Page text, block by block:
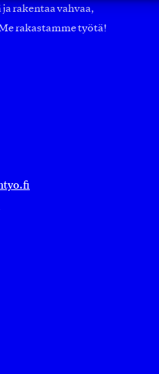
rakentaa vahvaa,
rakastamme työtä!